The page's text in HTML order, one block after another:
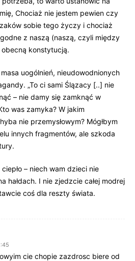
Chociaż nie jestem pewien czy
sobie tego życzy i chociaż
z naszą (naszą, czyli między
obecną konstytucją.
uogólnień, nieudowodnionych
„To ci sami Ślązacy [..] nie
– nie damy się zamknąć w
was zamyka? W jakim
nie przemysłowym? Mógłbym
innych fragmentów, ale szkoda
– niech wam dzieci nie
hałdach. I nie zjedzcie całej modrej
coś dla reszty świata.
cie chopie zazdrosc biere od